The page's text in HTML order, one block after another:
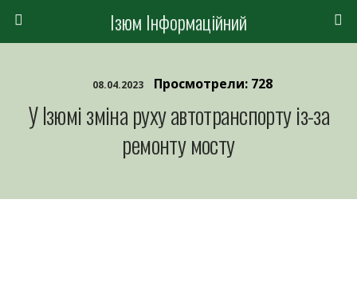
Ізюм Інформаційний
08.04.2023 Просмотрели: 728
У Ізюмі зміна руху автотранспорту із-за
ремонту мосту